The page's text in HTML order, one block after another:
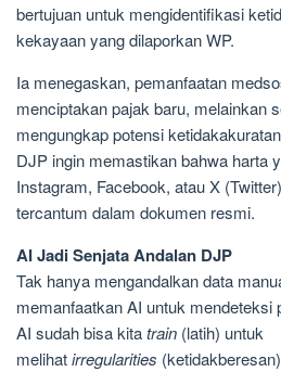
bertujuan untuk mengidentifikasi
kekayaan yang dilaporkan WP.
Ia menegaskan, pemanfaatan
menciptakan pajak baru, melainkan
mengungkap potensi
DJP ingin memastikan bahwa harta
Instagram, Facebook, atau X
tercantum dalam dokumen resmi.
AI Jadi Senjata Andalan DJP
Tak hanya mengandalkan data
memanfaatkan AI untuk mendeteksi
AI sudah bisa kitatrain (latih) untuk
melihatirregularities